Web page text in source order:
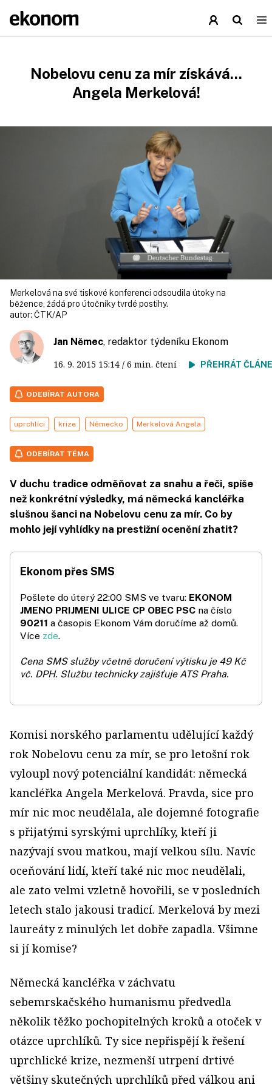
Nobelovu cenu za mír získává...
Angela Merkelová!
Merkelová na své tiskové konferenci odsoudila útoky na
běžence, žádá pro útočníky tvrdé postihy.
autor: ČTK/AP
Jan Němec, redaktor týdeníku Ekonom
16. 9. 2015 15:14 / 6 min. čtení PŘEHRÁT
ODEBÍRAT AUTORA
uprchlíci krize Německo Merkelová Angela
ODEBÍRAT TÉMA
V duchu tradice odměňovat za snahu a řeči, spíše
než konkrétní výsledky, má německá kancléřka
slušnou šanci na Nobelovu cenu za mír. Co by
mohlo její vyhlídky na prestižní ocenění zhatit?
Ekonom přes SMS
Pošlete do úterý 22:00 SMS ve tvaru: EKONOM
JMENO PRIJMENI ULICE CP OBEC PSC na číslo
90211 a časopis Ekonom Vám doručíme až domů.
Více zde.
Cena SMS služby včetně doručení výtisku je 49 Kč
vč. DPH. Službu technicky zajišťuje ATS Praha.
Komisi norského parlamentu udělující každý
rok Nobelovu cenu za mír, se pro letošní rok
vyloupl nový potenciální kandidát: německá
kancléřka Angela Merkelová. Pravda, sice pro
mír nic moc neudělala, ale dojemné fotografie
s přijatými syrskými uprchlíky, kteří ji
nazývají svou matkou, mají velkou sílu. Navíc
oceňování lidí, kteří také nic moc neudělali,
ale zato velmi vzletně hovořili, se v posledních
letech stalo jakousi tradicí. Merkelová by mezi
laureáty z minulých let dobře zapadla. Všimne
si jí komise?
Německá kancléřka v záchvatu
sebemrskačského humanismu předvedla
několik těžko pochopitelných kroků a otoček v
otázce uprchlíků. Ty sice nepřispějí k řešení
uprchlické krize, nezmenší utrpení drtivé
většiny skutečných uprchlíků před válkou ani